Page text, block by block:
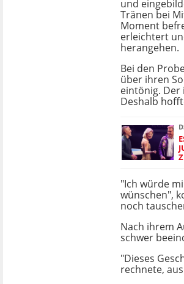
und
Tränen bei
Moment
erleichtert
herangehen.
Bei den
über ihren
eintönig.
Deshalb
"Ich würde
wünschen",
noch
Nach ihrem
schwer
"Dieses
rechnete,